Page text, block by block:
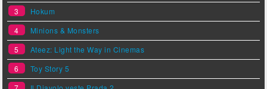
3
Hokum
4
Minions & Monsters
5
Ateez: Light the Way in Cinemas
6
Toy Story 5